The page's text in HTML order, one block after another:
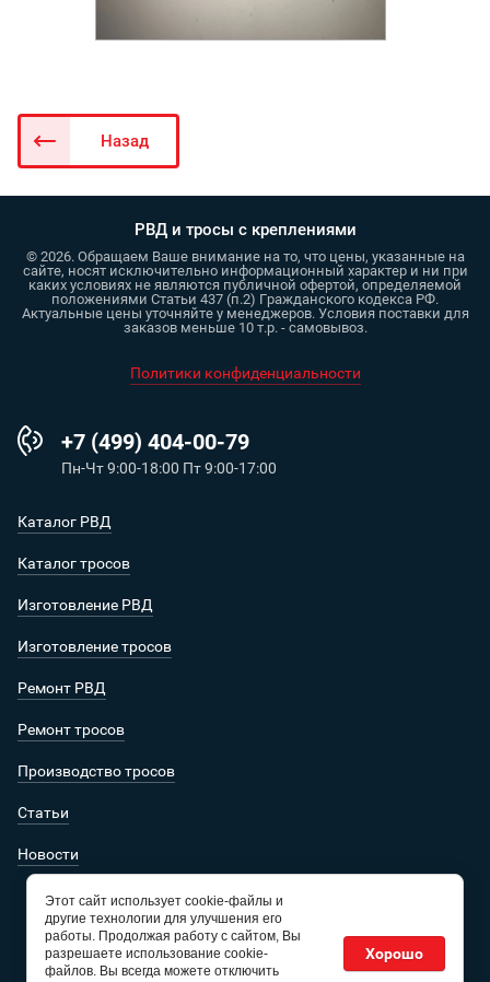
Назад
РВД и тросы с креплениями
© 2026. Обращаем Ваше внимание на то, что цены, указанные на
сайте, носят исключительно информационный характер и ни при
каких условиях не являются публичной офертой, определяемой
положениями Статьи 437 (п.2) Гражданского кодекса РФ.
Актуальные цены уточняйте у менеджеров. Условия поставки для
заказов меньше 10 т.р. - самовывоз.
Политики конфиденциальности
+7 (499) 404-00-79
Пн-Чт 9:00-18:00 Пт 9:00-17:00
Каталог РВД
Каталог тросов
Изготовление РВД
Изготовление тросов
Ремонт РВД
Ремонт тросов
Производство тросов
Статьи
Новости
Этот сайт использует cookie-файлы и
другие технологии для улучшения его
работы. Продолжая работу с сайтом, Вы
разрешаете использование cookie-
файлов. Вы всегда можете отключить
Хорошо